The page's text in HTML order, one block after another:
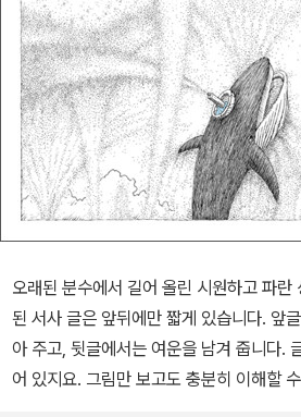
오래된 분수에서 길어 올린 시원하고 파란 상상 글 없는 그림
된 서사 글은 앞뒤에만 짧게 있습니다. 앞
아 주고, 뒷글에서는 여운을 남겨 줍니다.
어 있지요. 그림만 보고도 충분히 이해할